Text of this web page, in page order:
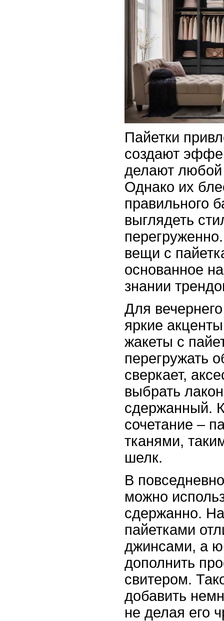
Пайетки
создают
делают
Однако их
правильного
выглядеть
вещи с
основанное
знании
Для
яркие
жакеты с
перегружать
сверкает,
выбрать
сдержанный.
сочетание –
тканями,
шелк.
В
можно
сдержанно.
пайетками
джинсами, а
дополнить
свитером.
добавить
не делая его